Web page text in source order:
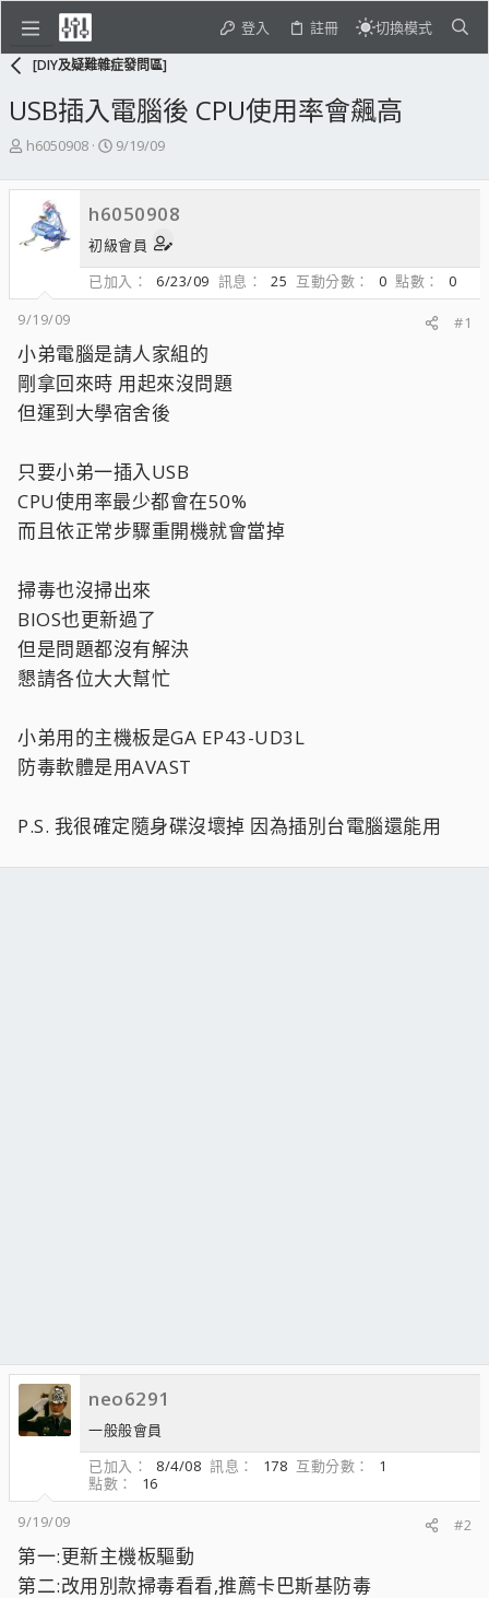
登入 註冊 切換模式
[DIY及疑難雜症發問區]
USB插入電腦後 CPU使用率會飆高
主
發
人
h6050908
開
日
期
9/19/09
h6050908
初級會員
已加入
6/23/09 訊息 25 互動分數 0 點數
0
9/19/09
#1
小弟電腦是請人家組的
剛拿回來時 用起來沒問題
但運到大學宿舍後
只要小弟一插入USB
CPU使用率最少都會在50%
而且依正常步驟重開機就會當掉
掃毒也沒掃出來
BIOS也更新過了
但是問題都沒有解決
懇請各位大大幫忙
小弟用的主機板是GA EP43-UD3L
防毒軟體是用AVAST
P.S. 我很確定隨身碟沒壞掉 因為插別台電腦還能用
neo6291
一般般會員
已加入
8/4/08 訊息 178 互動分數
1
點數
16
9/19/09
#2
第一:更新主機板驅動
第二:改用別款掃毒看看,推薦卡巴斯基防毒